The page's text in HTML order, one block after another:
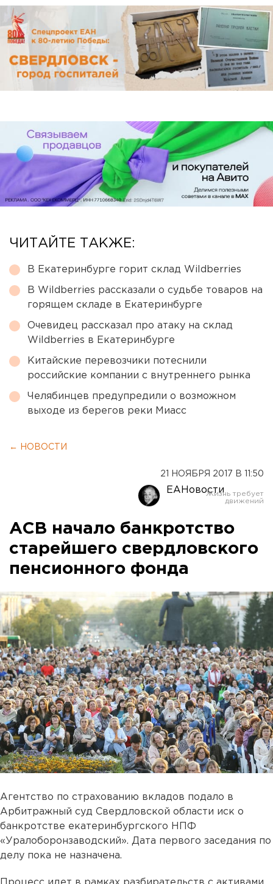
ЧИТАЙТЕ ТАКЖЕ:
В Екатеринбурге горит склад Wildberries
В Wildberries рассказали о судьбе товаров на
горящем складе в Екатеринбурге
Очевидец рассказал про атаку на склад
Wildberries в Екатеринбурге
Китайские перевозчики потеснили
российские компании с внутреннего рынка
Челябинцев предупредили о возможном
выходе из берегов реки Миасс
← НОВОСТИ
21 НОЯБРЯ 2017 В 11:50
ЕАНовости
АСВ начало банкротство
старейшего свердловского
пенсионного фонда
Агентство по страхованию вкладов подало в
Арбитражный суд Свердловской области иск о
банкротстве екатеринбургского НПФ
«Уралоборонзаводский». Дата первого заседания по
делу пока не назначена.